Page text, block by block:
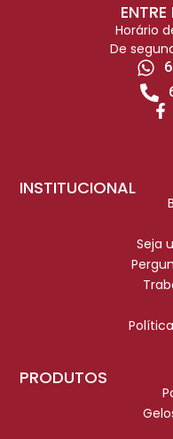
INSTITUCIONAL
Seja
PRODUTOS
Horário
De